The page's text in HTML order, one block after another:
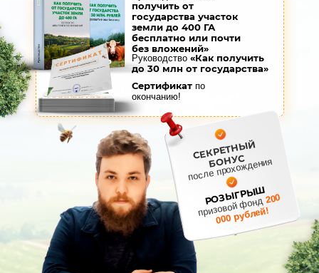
РОЗЫГРЫШ
СЕКРЕТНЫЙ
БОНУС
после прохождения
призовой фонд200
000 рублей!
получить от
государства участок
земли до 400 ГА
бесплатно или почти
без вложений»
Сертификат по
окончанию!
Руководство «Как получить
до 30 млн от государства»